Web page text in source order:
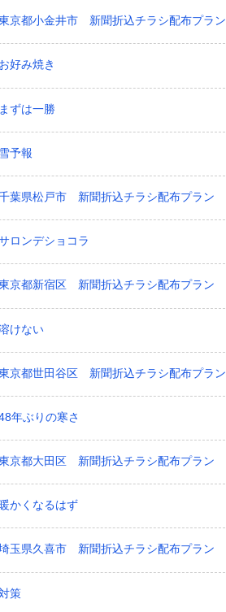
京都小金井市 新聞折込チラシ配布プラン
お好み焼き
まずは一勝
雪予報
葉県松戸市 新聞折込チラシ配布プラン
ロンデショコラ
京都新宿区 新聞折込チラシ配布プラン
けない
京都世田谷区 新聞折込チラシ配布プラン
年ぶりの寒さ
京都大田区 新聞折込チラシ配布プラン
かくなるはず
玉県久喜市 新聞折込チラシ配布プラン
策